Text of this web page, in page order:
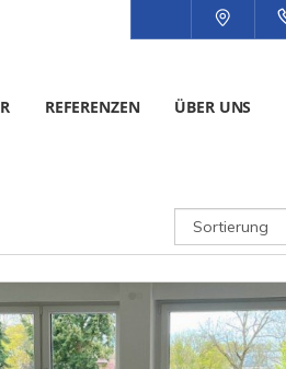
REFERENZEN ÜBER UNS